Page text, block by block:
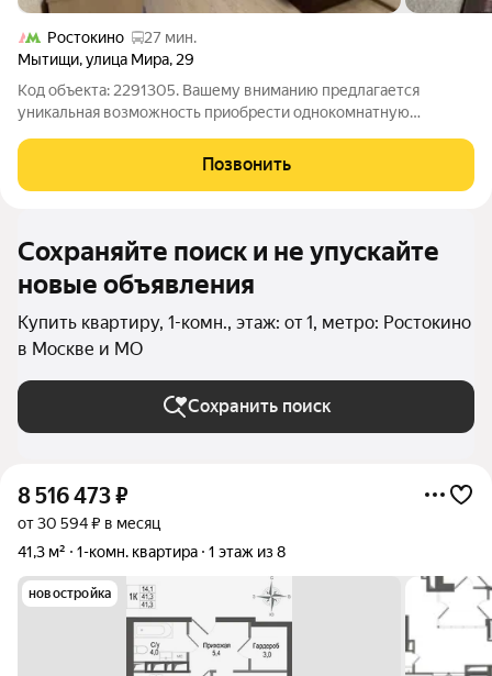
Ростокино
27 мин.
Мытищи,улица Мира, 29
Код объекта: 2291305. Вашему вниманию предлагается
уникальная возможность приобрести однокомнатную
29. Это предложение для тех, кто ценит комфорт и удобство
квартира расположена на девятом
Позвонить
Сохраняйте поиск и не упускайте
новые объявления
Купить квартиру, 1-комн., этаж: от 1, метро: Ростокино
в Москве и МО
Сохранить поиск
8 516 473₽
от 30 594 ₽ в месяц
41,3 м²
1-комн. квартира 1 этаж из 8
новостройка